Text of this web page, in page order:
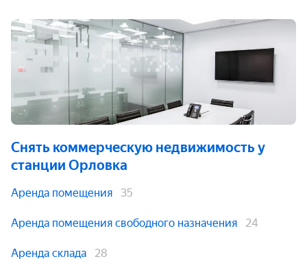
Снять коммерческую недвижимость у
станции Орловка
Аренда помещения 35
Аренда помещения свободного назначения 24
Аренда склада 28